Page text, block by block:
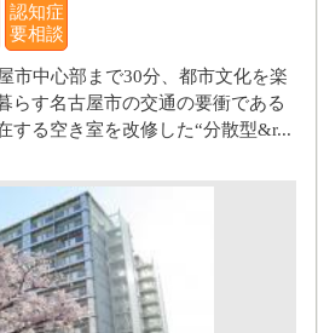
認知症
要相談
市中心部まで30分、都市文化を楽
らす名古屋市の交通の要衝である
する空き室を改修した“分散型&r...